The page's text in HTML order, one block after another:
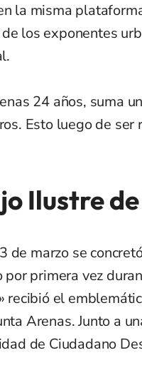
la misma
los exponentes
24 años, suma
Esto luego de ser
Ilustre
de marzo se
primera vez
recibió el
Arenas. Junto a
de Ciudadano